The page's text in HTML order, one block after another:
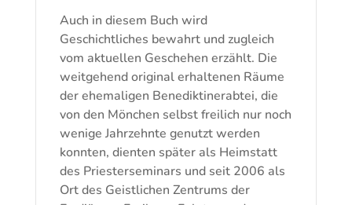
Auch in diesem Buch wird
Geschichtliches bewahrt und zugleich
vom aktuellen Geschehen erzählt. Die
weitgehend original erhaltenen Räume
der ehemaligen Benediktinerabtei, die
von den Mönchen selbst freilich nur noch
wenige Jahrzehnte genutzt werden
konnten, dienten später als Heimstatt
des Priesterseminars und seit 2006 als
Ort des Geistlichen Zentrums der